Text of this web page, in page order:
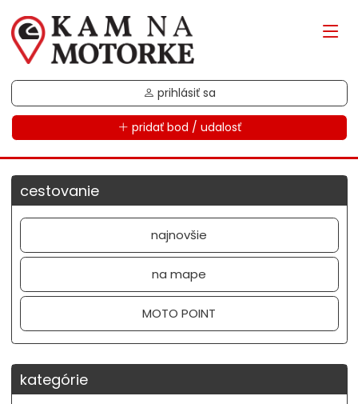
prihlásiť sa
pridať bod / udalosť
cestovanie
najnovšie
na mape
MOTO POINT
kategórie